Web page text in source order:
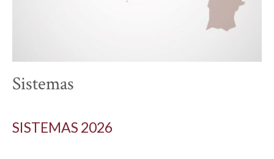
Sistemas
SISTEMAS 2026